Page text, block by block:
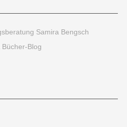
Samira Bengsch
Blog